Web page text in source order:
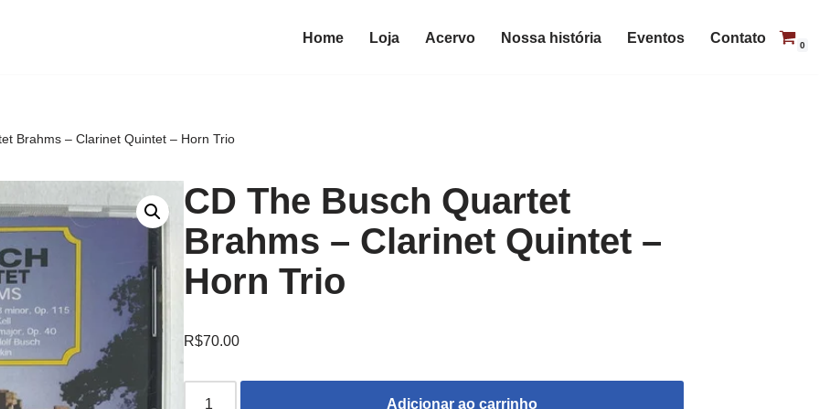
Home Loja Acervo Nossa história Eventos Contato 0
Brahms – Clarinet Quintet – Horn Trio
CD The Busch Quartet
Brahms – Clarinet Quintet –
Horn Trio
R$70.00
Adicionar ao carrinho